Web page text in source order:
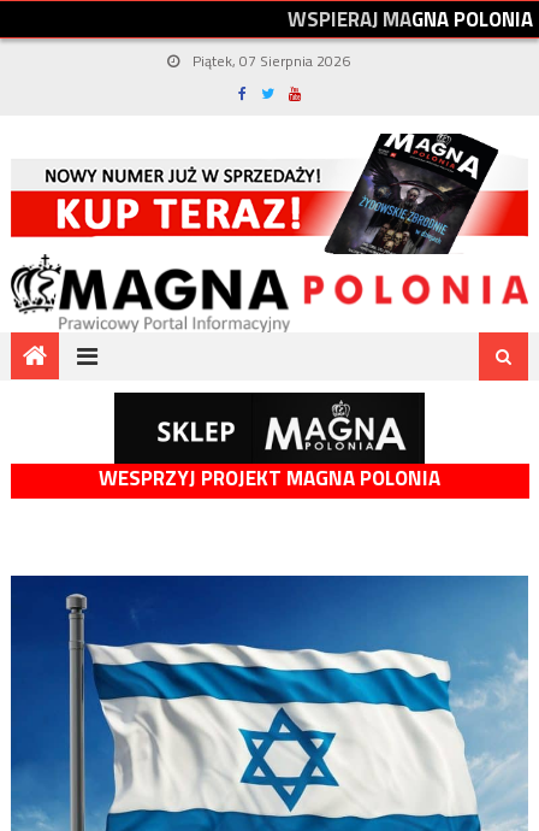
WSPIERAJMAGNAPOLONIA
Piątek, 07 Sierpnia 2026
WESPRZYJ PROJEKT MAGNA POLONIA